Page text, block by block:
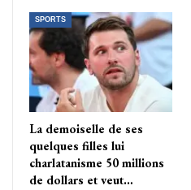
SPORTS
La demoiselle de ses
quelques filles lui
charlatanisme 50 millions
de dollars et veut…